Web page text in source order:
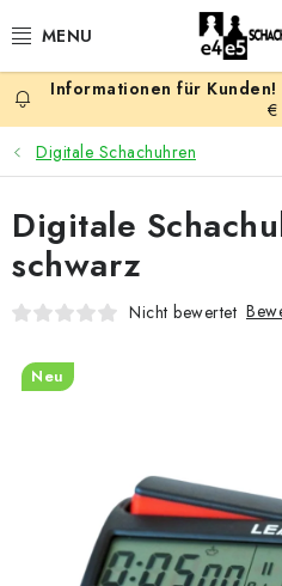
Inhalt
AKTION
SCHACHSPIELE
SCHACHFIGUREN
SCHACH-ANTIQUITÄTENLADEN
SCHACH ONLINE
€
Digitale Schachuhren
Digitale
schwarz
Nicht bewertet
Neu